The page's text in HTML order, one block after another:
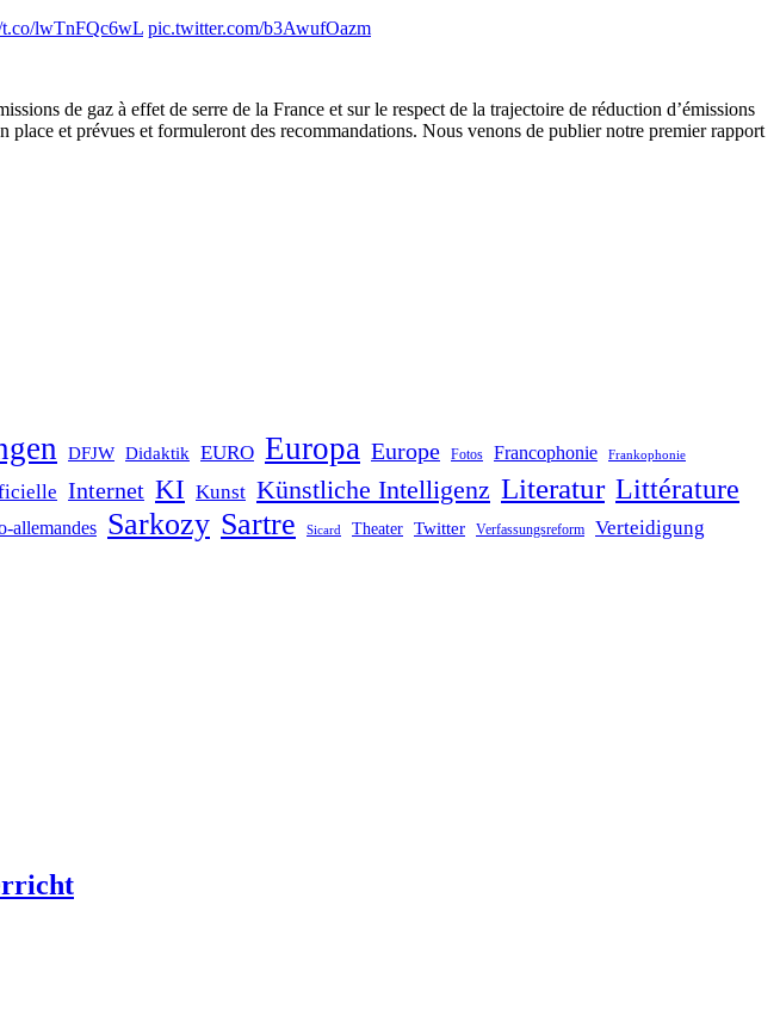
t.co/lwTnFQc6wL pic.twitter.com/b3AwufOazm
de gaz à effet de serre de la France et sur le respect de la trajectoire de réduction d’émissions
et prévues et formuleront des recommandations. Nous venons de publier notre premier rapport
DFJW Didaktik EURO Europa Europe Fotos Francophonie Frankophonie
Internet KI Kunst Künstliche Intelligenz Literatur Littérature
allemandes Sarkozy Sartre Sicard Theater Twitter Verfassungsreform Verteidigung